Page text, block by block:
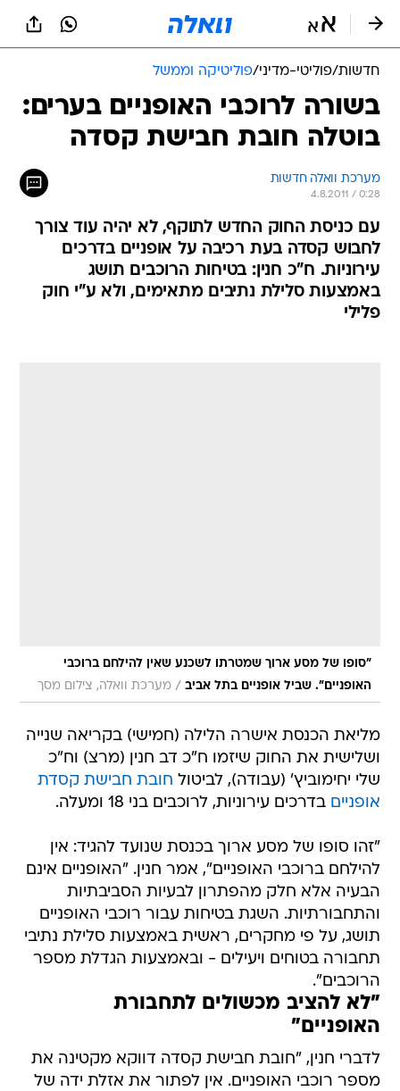
חדשות/פוליטי-מדיני/פוליטיקה וממשל
בשורה לרוכבי האופניים בערים:
בוטלה חובת חבישת קסדה
מערכת וואלה חדשות
4.8.2011 / 0:28
עם כניסת החוק החדש לתוקף, לא יהיה עוד צורך
לחבוש קסדה בעת רכיבה על אופניים בדרכים
עירוניות. ח"כ חנין: בטיחות הרוכבים תושג
באמצעות סלילת נתיבים מתאימים, ולא ע"י חוק
פלילי
"סופו של מסע ארוך שמטרתו לשכנע שאין להילחם ברוכבי
האופניים". שביל אופניים בתל אביב / מערכת וואלה, צילום מסך
מליאת הכנסת אישרה הלילה (חמישי) בקריאה שנייה
ושלישית את החוק שיזמו ח"כ דב חנין (מרצ) וח"כ
שלי יחימוביץ' (עבודה), לביטול חובת חבישת קסדת
אופניים בדרכים עירוניות, לרוכבים בני 18 ומעלה.
"זהו סופו של מסע ארוך בכנסת שנועד להגיד: אין
להילחם ברוכבי האופניים", אמר חנין. "האופניים אינם
הבעיה אלא חלק מהפתרון לבעיות הסביבתיות
והתחבורתיות. השגת בטיחות עבור רוכבי האופניים
תושג, על פי מחקרים, ראשית באמצעות סלילת נתיבי
תחבורה בטוחים ויעילים - ובאמצעות הגדלת מספר
הרוכבים".
"לא להציב מכשולים לתחבורת
האופניים"
לדברי חנין, "חובת חבישת קסדה דווקא מקטינה את
מספר רוכבי האופניים. אין לפתור את אזלת ידה של